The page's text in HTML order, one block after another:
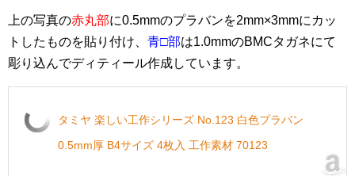
上の写真の赤丸部に0.5mmのプラバンを2mm×3mmにカッ
トしたものを貼り付け、 青□部は1.0mmのBMCタガネにて
彫り込んでディティール作成しています。
タミヤ 楽しい工作シリーズ No.123 白色プラバン
0.5mm厚 B4サイズ 4枚入 工作素材 70123